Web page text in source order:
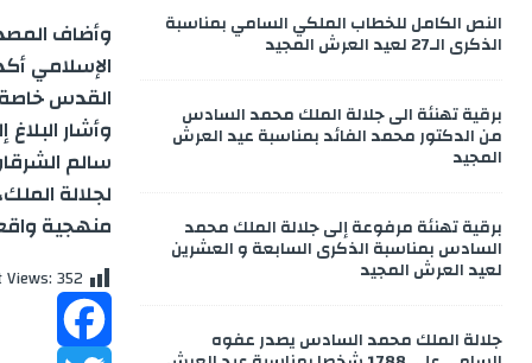
m
g
e
r
وأضاف
الإسلامي
القدس
وأشار
سالم
منهجية
Views:352
النص الكامل للخطاب الملكي السامي بمناسبة
الذكرى الـ27 لعيد العرش المجيد
برقية تهنئة الى جلالة الملك محمد السادس
من الدكتور محمد الفائد بمناسبة عيد العرش
المجيد
برقية تهنئة مرفوعة إلى جلالة الملك محمد
السادس بمناسبة الذكرى السابعة و العشرين
لعيد العرش المجيد
جلالة الملك محمد السادس يصدر عفوه